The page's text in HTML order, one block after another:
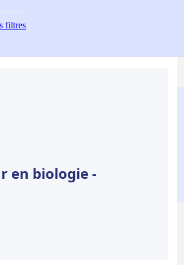
filtres
en biologie -